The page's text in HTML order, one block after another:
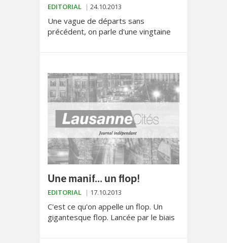
EDITORIAL 24.10.2013
Une vague de départs sans
précédent, on parle d'une vingtaine
Une manif... un flop!
EDITORIAL 17.10.2013
C'est ce qu'on appelle un flop. Un
gigantesque flop. Lancée par le biais